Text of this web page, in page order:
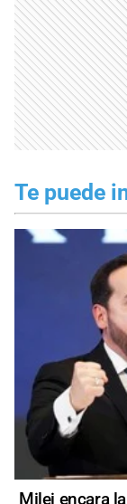
Te puede
Milei encara